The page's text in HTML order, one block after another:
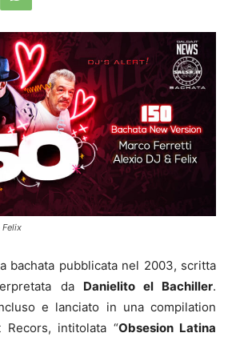
Felix
bachata pubblicata nel 2003, scritta
da Danielito el Bachiller.
e lanciato in una compilation
Recors, intitolata “Obsesion Latina